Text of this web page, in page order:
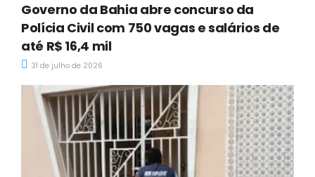
Governo da Bahia abre concurso da
Polícia Civil com 750 vagas e salários de
até R$ 16,4 mil
31 de julho de 2026